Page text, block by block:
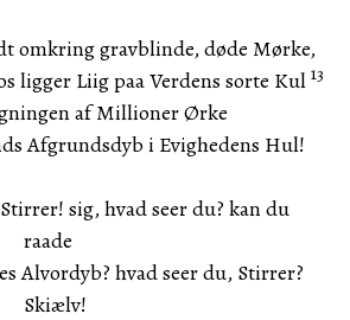
omkring gravblinde, døde Mørke,
Liig paa Verdens sorte Kul 13
af Millioner Ørke
Afgrundsdyb i Evighedens Hul!
sig, hvad seer du? kan du
raade
hvad seer du, Stirrer?
Skiælv!